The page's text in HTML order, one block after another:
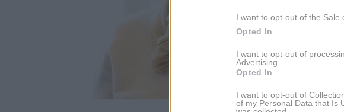
I want to opt-out of the Sale
Opted In
I want to opt-out of
Advertising.
Opted In
I want to opt-out of
of my Personal Data that Is